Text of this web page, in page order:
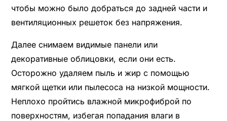
чтобы можно было добраться до задней части и
вентиляционных решеток без напряжения.
Далее снимаем видимые панели или
декоративные облицовки, если они есть.
Осторожно удаляем пыль и жир с помощью
мягкой щетки или пылесоса на низкой мощности.
Неплохо пройтись влажной микрофиброй по
поверхностям, избегая попадания влаги в